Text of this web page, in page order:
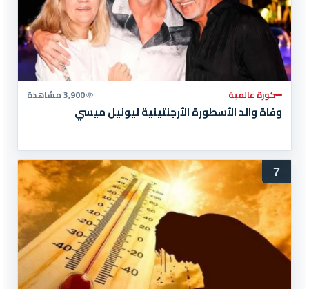
كورة عالمية 3,900 مشاهدة
وفاة والد الأسطورة الأرجنتينية ليونيل ميسي
7